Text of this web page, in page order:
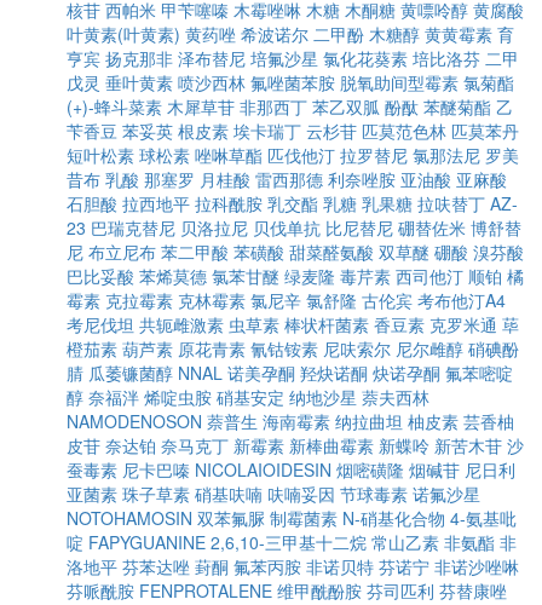
核苷 西帕米 甲苄噻嗪 木霉唑啉 木糖 木酮糖 黄嘌呤醇 黄腐酸
叶黄素(叶黄素) 黄药唑 希波诺尔 二甲酚 木糖醇 黄黄霉素 育
亨宾 扬克那非 泽布替尼 培氟沙星 氯化花葵素 培比洛芬 二甲
戊灵 垂叶黄素 喷沙西林 氟唑菌苯胺 脱氧助间型霉素 氯菊酯
(+)-蜂斗菜素 木犀草苷 非那西丁 苯乙双胍 酚酞 苯醚菊酯 乙
苄香豆 苯妥英 根皮素 埃卡瑞丁 云杉苷 匹莫范色林 匹莫苯丹
短叶松素 球松素 唑啉草酯 匹伐他汀 拉罗替尼 氯那法尼 罗美
昔布 乳酸 那塞罗 月桂酸 雷西那德 利奈唑胺 亚油酸 亚麻酸
石胆酸 拉西地平 拉科酰胺 乳交酯 乳糖 乳果糖 拉呋替丁 AZ-
23 巴瑞克替尼 贝洛拉尼 贝伐单抗 比尼替尼 硼替佐米 博舒替
尼 布立尼布 苯二甲酸 苯磺酸 甜菜醛氨酸 双草醚 硼酸 溴芬酸
巴比妥酸 苯烯莫德 氯苯甘醚 绿麦隆 毒芹素 西司他汀 顺铂 橘
霉素 克拉霉素 克林霉素 氯尼辛 氯舒隆 古伦宾 考布他汀A4
考尼伐坦 共轭雌激素 虫草素 棒状杆菌素 香豆素 克罗米通 荜
橙茄素 葫芦素 原花青素 氰钴铵素 尼呋索尔 尼尔雌醇 硝碘酚
腈 瓜萎镰菌醇 NNAL 诺美孕酮 羟炔诺酮 炔诺孕酮 氟苯嘧啶
醇 奈福泮 烯啶虫胺 硝基安定 纳地沙星 萘夫西林
NAMODENOSON 萘普生 海南霉素 纳拉曲坦 柚皮素 芸香柚
皮苷 奈达铂 奈马克丁 新霉素 新棒曲霉素 新蝶呤 新苦木苷 沙
蚕毒素 尼卡巴嗪 NICOLAIOIDESIN 烟嘧磺隆 烟碱苷 尼日利
亚菌素 珠子草素 硝基呋喃 呋喃妥因 节球毒素 诺氟沙星
NOTOHAMOSIN 双苯氟脲 制霉菌素 N-硝基化合物 4-氨基吡
啶 FAPYGUANINE 2,6,10-三甲基十二烷 常山乙素 非氨酯 非
洛地平 芬苯达唑 葑酮 氟苯丙胺 非诺贝特 芬诺宁 非诺沙唑啉
芬哌酰胺 FENPROTALENE 维甲酰酚胺 芬司匹利 芬替康唑